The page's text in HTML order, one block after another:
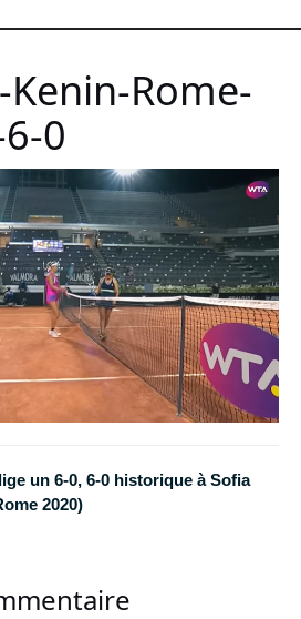
Rome-
0
un 6-0, 6-0 historique à Sofia
2020)